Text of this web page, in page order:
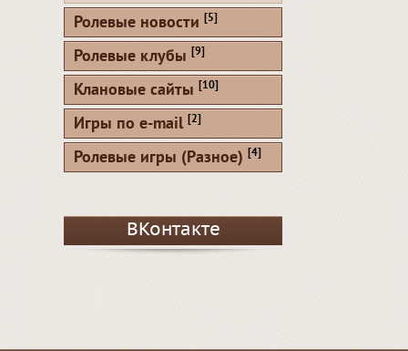
Ролевые новости [5]
Ролевые клубы [9]
Клановые сайты [10]
Игры по e-mail [2]
Ролевые игры (Разное) [4]
ВКонтакте